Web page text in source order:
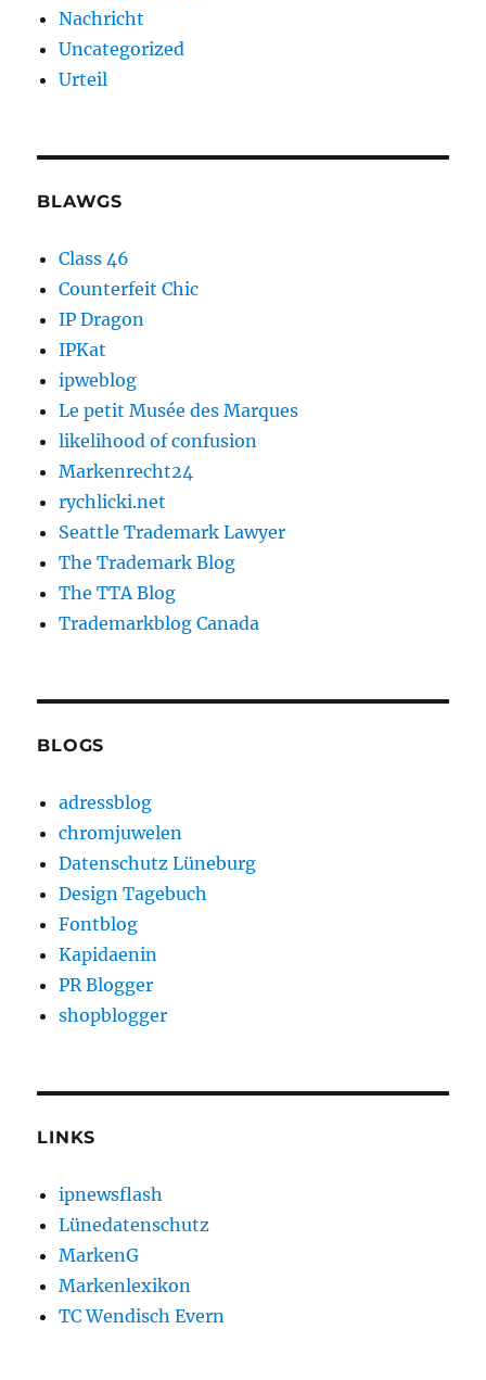
Nachricht
Uncategorized
Urteil
BLAWGS
Class 46
Counterfeit Chic
IP Dragon
IPKat
ipweblog
Le petit Musée des Marques
likelihood of confusion
Markenrecht24
rychlicki.net
Seattle Trademark Lawyer
The Trademark Blog
The TTA Blog
Trademarkblog Canada
BLOGS
adressblog
chromjuwelen
Datenschutz Lüneburg
Design Tagebuch
Fontblog
Kapidaenin
PR Blogger
shopblogger
LINKS
ipnewsflash
Lünedatenschutz
MarkenG
Markenlexikon
TC Wendisch Evern